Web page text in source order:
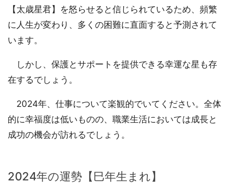
【太歳星君】を怒らせると信じられているため、頻繁
に人生が変わり、多くの困難に直面すると予測されて
います。
しかし、保護とサポートを提供できる幸運な星も存
在するでしょう。
2024年、仕事について楽観的でいてください。全体
的に幸福度は低いものの、職業生活においては成長と
成功の機会が訪れるでしょう。
2024年の運勢【巳年生まれ】